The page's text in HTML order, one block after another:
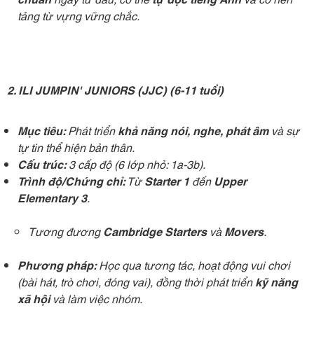
tảng từ vựng vững chắc.
2. ILI JUMPIN' JUNIORS (JJC) (6-11 tuổi)
Mục tiêu:Phát triểnkhả năng nói, nghe, phát âmvà sự
tự tin thể hiện bản thân.
Cấu trúc:3 cấp độ (6 lớp nhỏ: 1a-3b).
Trình độ/Chứng chỉ:TừStarter 1 đến Upper
Elementary 3.
Tương đương Cambridge StartersvàMovers.
Phương pháp:Học qua tương tác, hoạt động vui chơi
(bài hát, trò chơi, đóng vai), đồng thời phát triểnkỹ năng
xã hộivà làm việc nhóm.